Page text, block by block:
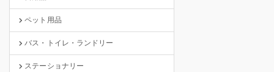
ペット用品
バス・トイレ・ランドリー
ステーショナリー